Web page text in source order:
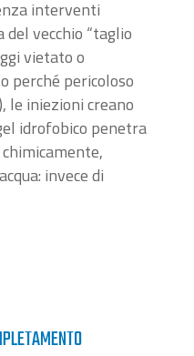
interventi
vecchio “taglio
vietato o
perché pericoloso
le iniezioni creano
idrofobico penetra
invece di